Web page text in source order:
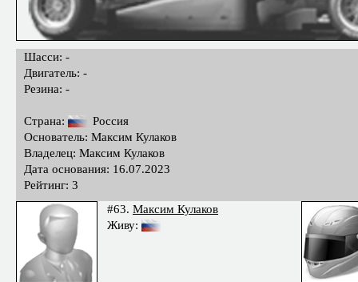
Шасси: -
Двигатель: -
Резина: -
Страна:
Россия
Основатель: Максим Кулаков
Владелец: Максим Кулаков
Дата основания: 16.07.2023
Рейтинг: 3
#63. Максим Кулаков
Живу: